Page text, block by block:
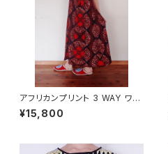
アフリカンプリント 3 WAY ワン
ピース フレンチスリーブ
¥15,800